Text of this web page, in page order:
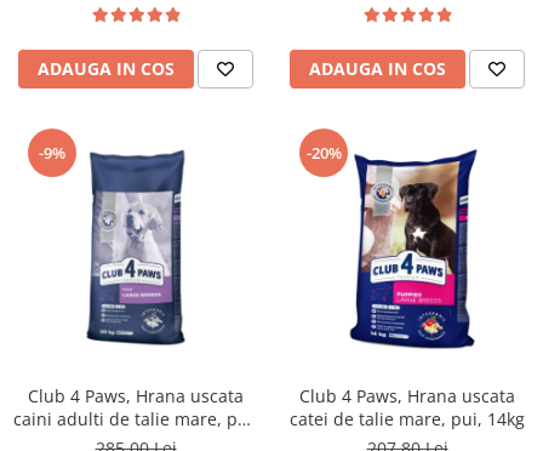
ADAUGA IN COS ADAUGA IN COS
-9%
Club 4 Paws, Hrana uscata
caini adulti de talie mare, pui,
20kg
-20%
Club 4 Paws, Hrana uscata
catei de talie mare, pui, 14kg